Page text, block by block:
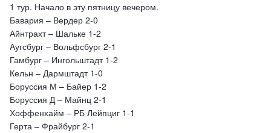
1 тур. Начало в эту пятницу вечером.
Бавария – Вердер 2-0
Айнтрахт – Шальке 1-2
Аугсбург – Вольфсбург 2-1
Гамбург – Ингольштадт 1-2
Кельн – Дармштадт 1-0
Боруссия М – Байер 1-2
Боруссия Д – Майнц 2-1
Хоффенхайм – РБ Лейпциг 1-1
Герта – Фрайбург 2-1